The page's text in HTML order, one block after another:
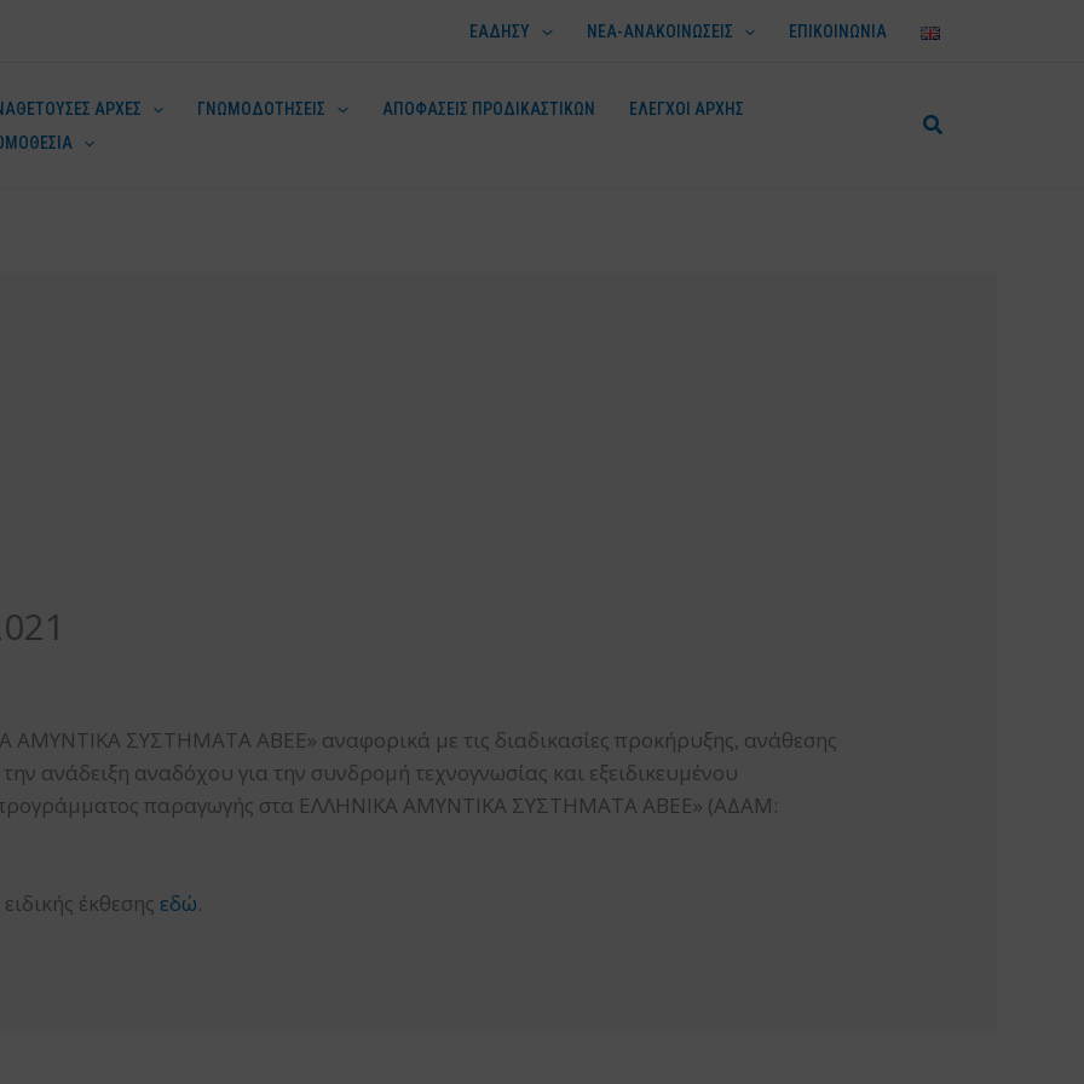
ΕΑΔΗΣΥ ΝΕΑ-ΑΝΑΚΟΙΝΩΣΕΙΣ ΕΠΙΚΟΙΝΩΝΙΑ
ΑΡΧΕΣ ΓΝΩΜΟΔΟΤΗΣΕΙΣ ΑΠΟΦΑΣΕΙΣ ΠΡΟΔΙΚΑΣΤΙΚΩΝ
ΕΛΕΓΧΟΙ ΑΡΧΗΣ
ΑΜΥΝΤΙΚΑ ΣΥΣΤΗΜΑΤΑ ΑΒΕΕ» αναφορικά με τις διαδικασίες προκήρυξης, ανάθεσης
ανάδειξη αναδόχου για την συνδρομή τεχνογνωσίας και εξειδικευμένου
παραγωγής στα ΕΛΛΗΝΙΚΑ ΑΜΥΝΤΙΚΑ ΣΥΣΤΗΜΑΤΑ ΑΒΕΕ» (ΑΔΑΜ:
έκθεσης εδώ.